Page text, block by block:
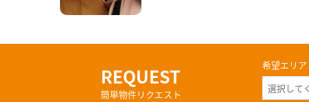
REQUEST
簡単物件リクエスト
希望エリア